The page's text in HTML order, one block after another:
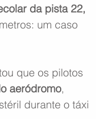
da pista 22,
um caso
que os pilotos
aeródromo,
durante o táxi